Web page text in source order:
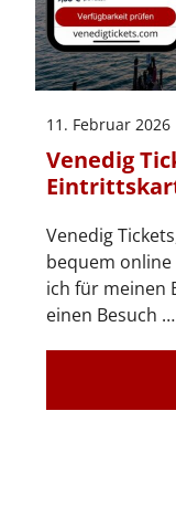
11. Februar 2026
Venedig
Venedig
bequem
ich für meinen
einen Besuch …